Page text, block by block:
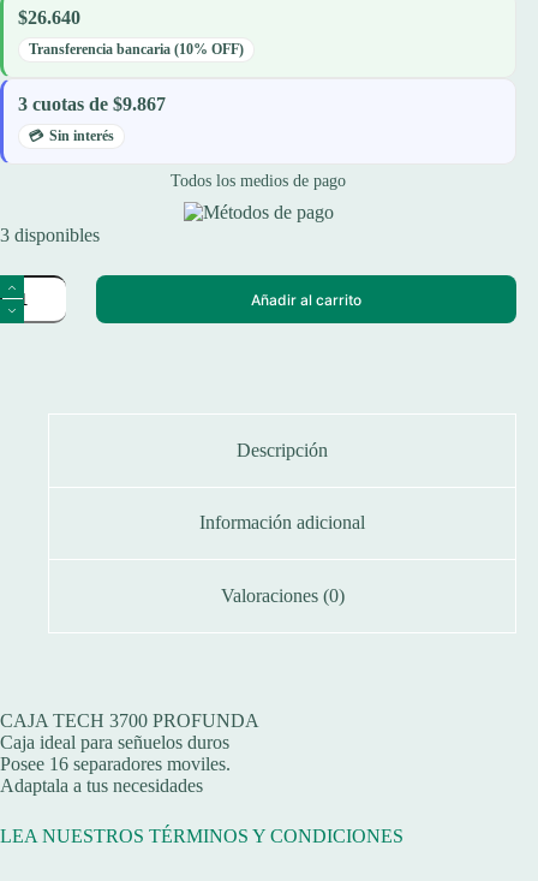
$26.640
Transferencia bancaria (10% OFF)
3 cuotas de $9.867
Sin interés
Todos los medios de pago
3 disponibles
Caja
Organizadora
Tech
Añadir al carrito
Descripción
Información adicional
Valoraciones (0)
CAJA TECH 3700 PROFUNDA
Caja ideal para señuelos duros
Posee 16 separadores moviles.
Adaptala a tus necesidades
LEA NUESTROS TÉRMINOS Y CONDICIONES